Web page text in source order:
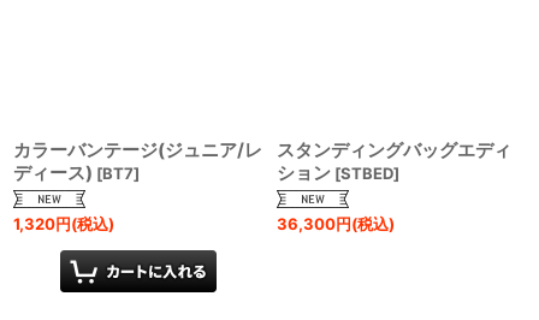
カラーバンテージ(ジュニア/レ
ディース) [BT7]
1,320円(税込)
スタンディングバッグエディ
ション [STBED]
36,300円(税込)